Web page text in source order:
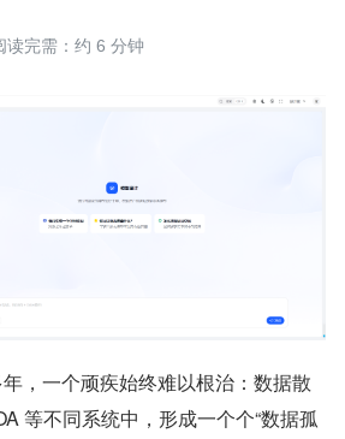
读完需：约 6 分钟
等不同系统中，形成一个个“数据孤